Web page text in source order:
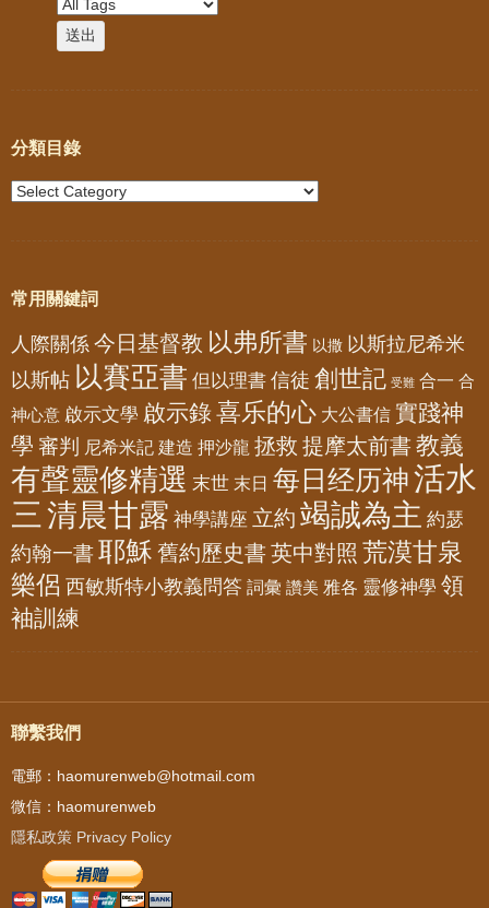
分類目錄
常用關鍵詞
人際關係 今日基督教 以弗所書 以撒 以斯拉尼希米
以斯帖 以賽亞書 但以理書 信徒 創世記 受難 合一 合
神心意 啟示文學 啟示錄喜乐的心 大公書信 實踐神
學 審判 尼希米記 建造 押沙龍 拯救 提摩太前書 教義
有聲靈修精選 末世 末日 每日经历神活水
三 清晨甘露 神學講座 立約 竭誠為主 約瑟
約翰一書耶穌 舊約歷史書 英中對照 荒漠甘泉
樂侶 西敏斯特小教義問答 詞彙 讚美 雅各 靈修神學 領
袖訓練
聯繫我們
電郵：haomurenweb@hotmail.com
微信：haomurenweb
隱私政策 Privacy Policy